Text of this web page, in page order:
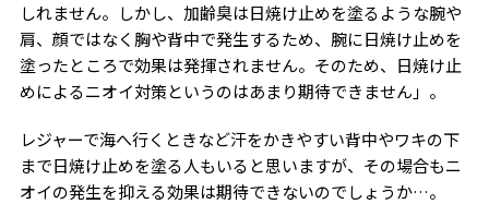
しれません。しかし、加齢臭は日焼け止めを塗るような腕や
肩、顔ではなく胸や背中で発生するため、腕に日焼け止めを
塗ったところで効果は発揮されません。そのため、日焼け止
めによるニオイ対策というのはあまり期待できません」。
レジャーで海へ行くときなど汗をかきやすい背中やワキの下
まで日焼け止めを塗る人もいると思いますが、その場合もニ
オイの発生を抑える効果は期待できないのでしょうか…。